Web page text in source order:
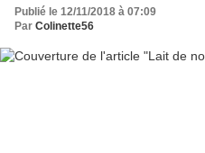
Publié le 12/11/2018 à 07:09
Par Colinette56